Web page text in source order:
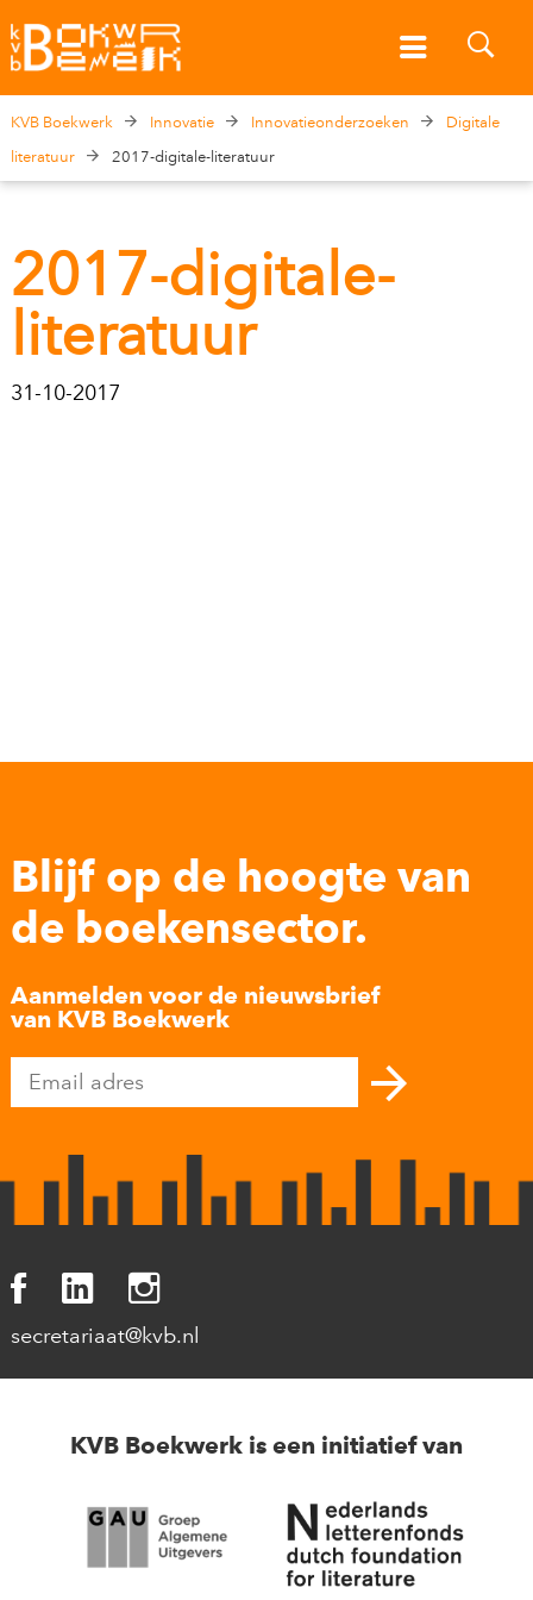
KVB Boekwerk Innovatie Innovatieonderzoeken
Digitale
literatuur
2017-digitale-literatuur
2017-digitale-
literatuur
31-10-2017
Blijf op de hoogte van
de boekensector.
Aanmelden voor de nieuwsbrief
van KVB Boekwerk
secretariaat@kvb.nl
KVB Boekwerk is een initiatief van